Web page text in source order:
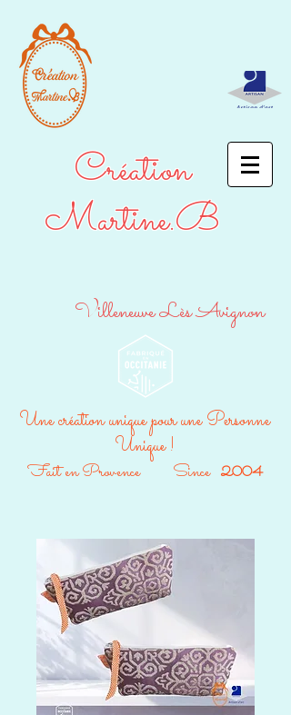
Création
Martine.B
Villeneuve Lès Avignon
Une création unique pour une Personne
Unique !
Fait en Provence Since 2004